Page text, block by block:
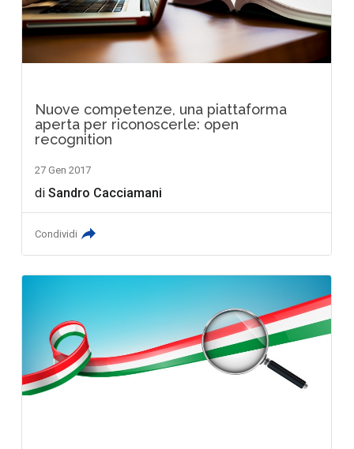
Nuove competenze, una piattaforma
aperta per riconoscerle: open
recognition
27 Gen 2017
diSandro Cacciamani
Condividi